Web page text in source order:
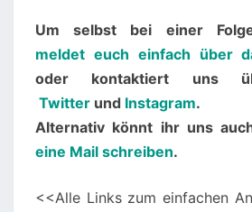
Um selbst bei einer
meldet euch einfach über
oder kontaktiert uns
Twitter und Instagram.
Alternativ könnt ihr uns
eine Mail schreiben.
<<Alle Links zum einfachen